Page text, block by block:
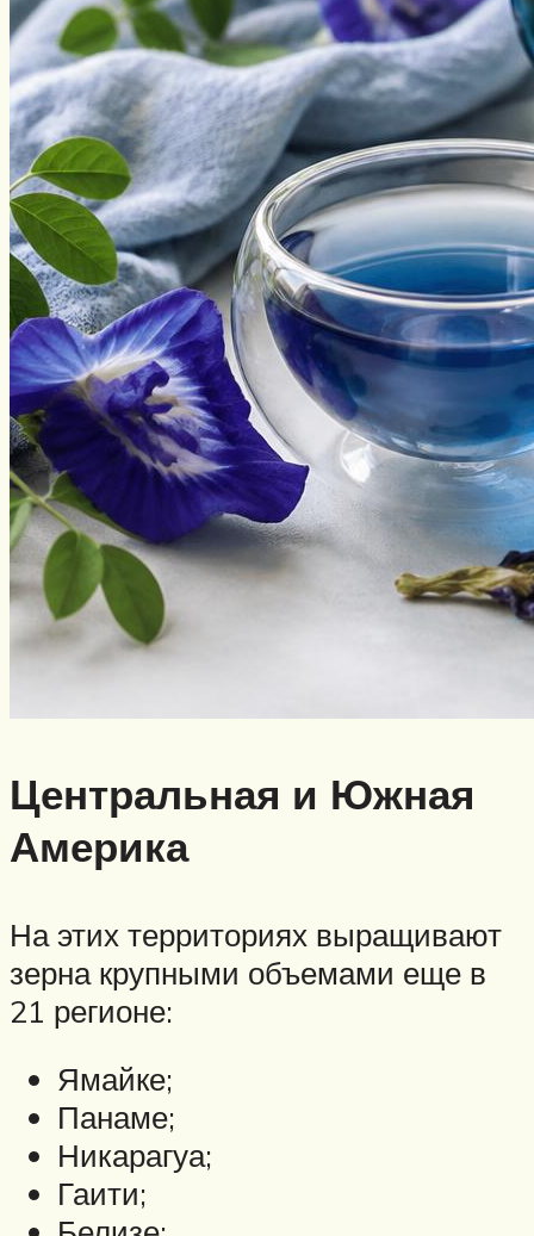
Центральная и Южная
Америка
На этих территориях выращивают
зерна крупными объемами еще в
21 регионе:
Ямайке;
Панаме;
Никарагуа;
Гаити;